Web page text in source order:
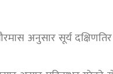
अनुसार सूर्य